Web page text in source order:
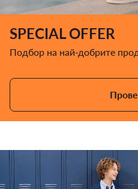
SPECIAL OFFER
Подбор на най-добрите